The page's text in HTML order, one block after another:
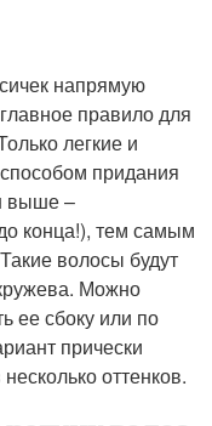
напрямую
правило для
легкие и
придания
выше –
конца!), тем самым
волосы будут
Можно
ее сбоку или по
прически
оттенков.